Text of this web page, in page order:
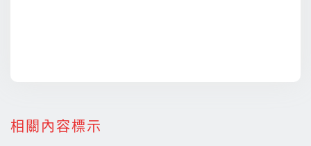
相關內容標示